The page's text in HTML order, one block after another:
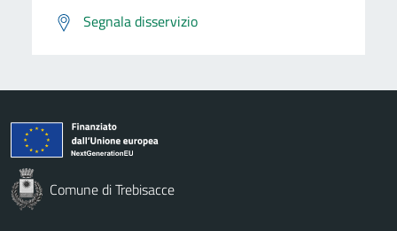
Segnala disservizio
Comune di Trebisacce